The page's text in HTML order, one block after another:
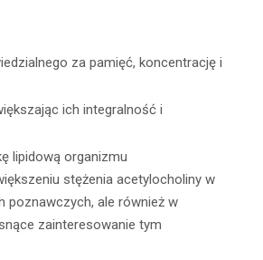
za pamięć, koncentrację i
ich integralność i
lipidową organizmu
stężenia acetylocholiny w
poznawczych, ale również w
zainteresowanie tym
CZYTAJ DALEJ